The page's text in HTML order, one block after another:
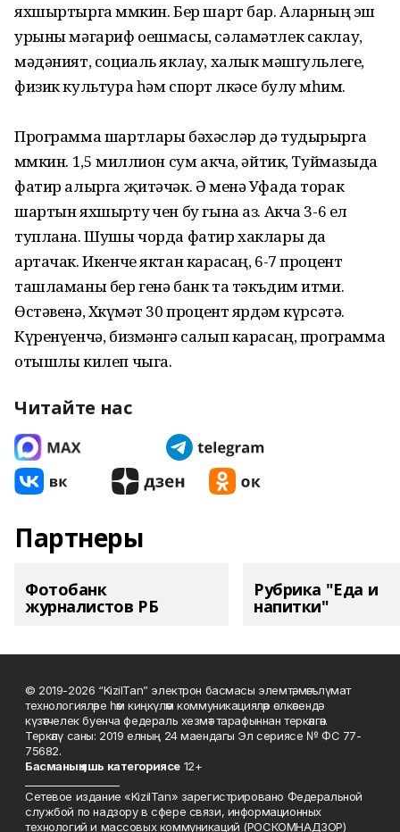
яхшыртырга мөмкин. Бер шарт бар. Аларның эш
урыны мәгариф оешмасы, сәла­мәтлек саклау,
мәдәният, социаль яклау, халык мәшгульлеге,
физик культура һәм спорт өлкәсе булу мөһим.
Программа шартлары бәхәсләр дә тудырырга
мөмкин. 1,5 миллион сум акча, әйтик, Туймазыда
фатир алырга җитәчәк. Ә менә Уфада торак
шартын яхшырту өчен бу гына аз. Акча 3-6 ел
туплана. Шушы чорда фатир хаклары да
артачак. Икенче яктан карасаң, 6-7 процент
ташламаны бер генә банк та тәкъдим итми.
Өстәвенә, Хөкүмәт 30 процент ярдәм күрсәтә.
Күре­нүенчә, бизмәнгә салып карасаң, программа
отышлы килеп чыга.
Читайте нас
Партнеры
Фотобанк
журналистов РБ
Рубрика "Еда и
напитки"
© 2019-2026 “KizilTan” электрон басмасы элемтә, мәгълүмат
технологияләре һәм киңкүләм коммуникацияләр өлкәсендә
күзәтчелек буенча федераль хезмәт тарафыннан теркәлгән.
Теркәлү саны: 2019 елның 24 маендагы Эл сериясе № ФС 77-
75682.
Басманың яшь категориясе12+
Сетевое издание «KizilTan» зарегистрировано Федеральной
службой по надзору в сфере связи, информационных
технологий и массовых коммуникаций (РОСКОМНАДЗОР)